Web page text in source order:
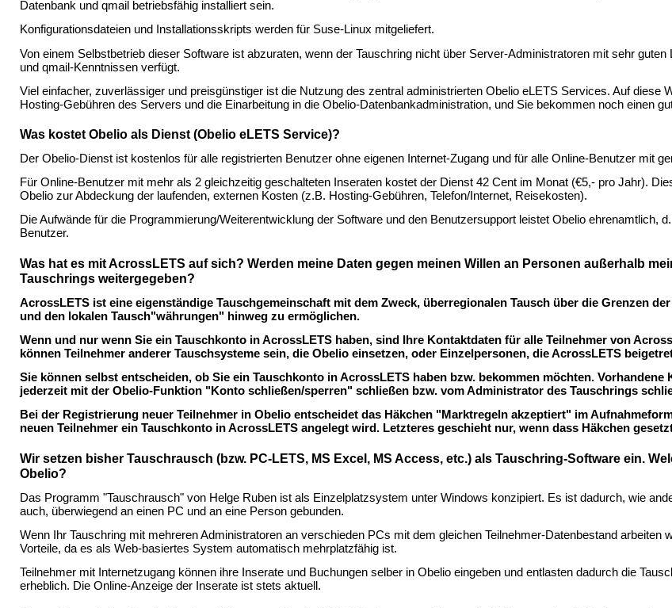
Datenbank und qmail betriebsfähig installiert sein.
Konfigurationsdateien und Installationsskripts werden für Suse-Linux mitgeliefert.
Von einem Selbstbetrieb dieser Software ist abzuraten, wenn der Tauschring nicht über Server-Administratoren mit sehr
und qmail-Kenntnissen verfügt.
Viel einfacher, zuverlässiger und preisgünstiger ist die Nutzung des zentral administrierten Obelio eLETS Services. Auf diese
Hosting-Gebühren des Servers und die Einarbeitung in die Obelio-Datenbankadministration, und Sie bekommen noch einen
Was kostet Obelio als Dienst (Obelio eLETS Service)?
Der Obelio-Dienst ist kostenlos für alle registrierten Benutzer ohne eigenen Internet-Zugang und für alle Online-Benutzer mit
Für Online-Benutzer mit mehr als 2 gleichzeitig geschalteten Inseraten kostet der Dienst 42 Cent im Monat (€5,- pro Jahr).
Obelio zur Abdeckung der laufenden, externen Kosten (z.B. Hosting-Gebühren, Telefon/Internet, Reisekosten).
Die Aufwände für die Programmierung/Weiterentwicklung der Software und den Benutzersupport leistet Obelio ehrenamtlich,
Benutzer.
Was hat es mit AcrossLETS auf sich? Werden meine Daten gegen meinen Willen an Personen außerhalb
Tauschrings weitergegeben?
AcrossLETS ist eine eigenständige Tauschgemeinschaft mit dem Zweck, überregionalen Tausch über die Grenzen
und den lokalen Tausch"währungen" hinweg zu ermöglichen.
Wenn und nur wenn Sie ein Tauschkonto in AcrossLETS haben, sind Ihre Kontaktdaten für alle Teilnehmer von
können Teilnehmer anderer Tauschsysteme sein, die Obelio einsetzen, oder Einzelpersonen, die AcrossLETS
Sie können selbst entscheiden, ob Sie ein Tauschkonto in AcrossLETS haben bzw. bekommen möchten. Vorhandene
jederzeit mit der Obelio-Funktion "Konto schließen/sperren" schließen bzw. vom Administrator des Tauschrings
Bei der Registrierung neuer Teilnehmer in Obelio entscheidet das Häkchen "Marktregeln akzeptiert" im
neuen Teilnehmer ein Tauschkonto in AcrossLETS angelegt wird. Letzteres geschieht nur, wenn dass Häkchen
Wir setzen bisher Tauschrausch (bzw. PC-LETS, MS Excel, MS Access, etc.) als Tauschring-Software ein.
Obelio?
Das Programm "Tauschrausch" von Helge Ruben ist als Einzelplatzsystem unter Windows konzipiert. Es ist dadurch, wie
auch, überwiegend an einen PC und an eine Person gebunden.
Wenn Ihr Tauschring mit mehreren Administratoren an verschieden PCs mit dem gleichen Teilnehmer-Datenbestand arbeiten
Vorteile, da es als Web-basiertes System automatisch mehrplatzfähig ist.
Teilnehmer mit Internetzugang können ihre Inserate und Buchungen selber in Obelio eingeben und entlasten dadurch die
erheblich. Die Online-Anzeige der Inserate ist stets aktuell.